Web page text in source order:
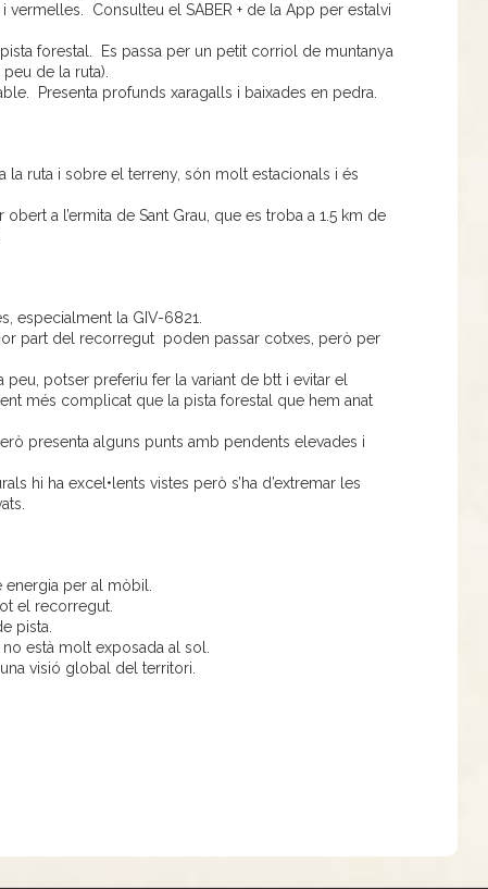
vermelles. Consulteu el SABER + de la App per estalvi
forestal. Es passa per un petit corriol de muntanya
de la ruta).
Presenta profunds xaragalls i baixades en pedra.
la ruta i sobre el terreny, són molt estacionals i és
a l’ermita de Sant Grau, que es troba a 1.5 km de
especialment la GIV-6821.
part del recorregut poden passar cotxes, però per
potser preferiu fer la variant de btt i evitar el
més complicat que la pista forestal que hem anat
presenta alguns punts amb pendents elevades i
hi ha excel•lents vistes però s’ha d’extremar les
energia per al mòbil.
el recorregut.
pista.
no està molt exposada al sol.
visió global del territori.